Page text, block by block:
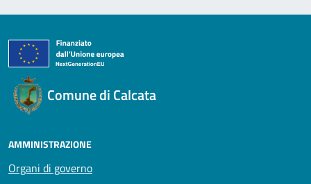
Comune di Calcata
AMMINISTRAZIONE
Organi di governo